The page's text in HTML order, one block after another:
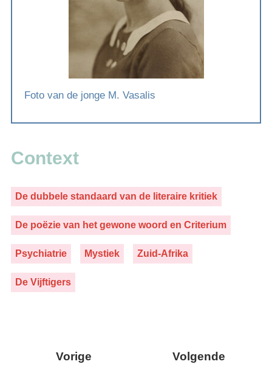
Foto van de jonge M. Vasalis
Context
De dubbele standaard van de literaire kritiek
De poëzie van het gewone woord en Criterium
Psychiatrie Mystiek Zuid-Afrika
De Vijftigers
Vorige Volgende